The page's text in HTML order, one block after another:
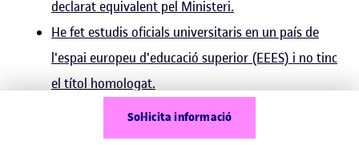
Sol·licita informació
declarat equivalent pel Ministeri.
He fet estudis oficials universitaris en un país de
l'espai europeu d'educació superior (EEES) i no tinc
el títol homologat.
He fet estudis universitaris oficials a Llatinoamèrica
o a altres països de fora de l'espai europeu